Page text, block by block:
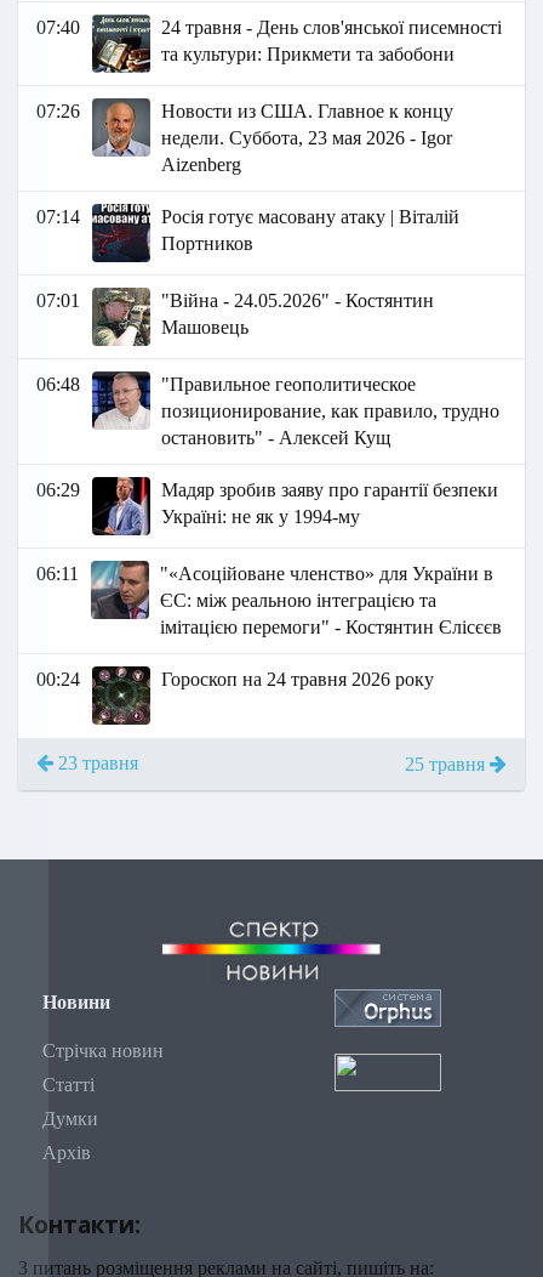
07:40
24 травня - День слов'янської писемності
та культури: Прикмети та забобони
07:26
Новости из США. Главное к концу
недели. Суббота, 23 мая 2026 - Igor
Aizenberg
07:14
Росія готує масовану атаку | Віталій
Портников
07:01
"Війна - 24.05.2026" - Костянтин
Машовець
06:48
"Правильное геополитическое
позиционирование, как правило, трудно
остановить" - Алексей Кущ
06:29
Мадяр зробив заяву про гарантії безпеки
Україні: не як у 1994-му
06:11
"«Асоційоване членство» для України в
ЄС: між реальною інтеграцією та
імітацією перемоги" - Костянтин Єлісєєв
00:24 Гороскоп на 24 травня 2026 року
23 травня 25 травня
Новини
Стрічка новин
Статті
Думки
Архів
Контакти:
З питань розміщення реклами на сайті, пишіть на: